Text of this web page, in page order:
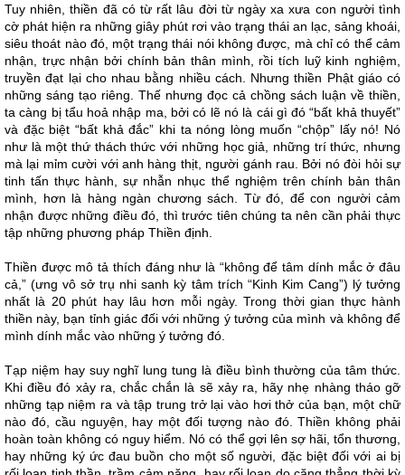
Tuy nhiên, thiền đã có từ rất lâu đời từ ngày xa xưa con người tình
cờ phát hiện ra những giây phút rơi vào trạng thái an lạc, sảng khoái,
siêu thoát nào đó, một trạng thái nói không được, mà chỉ có thể cảm
nhận, trực nhận bởi chính bản thân mình, rồi tích luỹ kinh nghiệm,
truyền đạt lại cho nhau bằng nhiều cách. Nhưng thiền Phật giáo có
những sáng tạo riêng. Thế nhưng đọc cả chồng sách luận về thiền,
ta càng bị tẩu hoả nhập ma, bởi có lẽ nó là cái gì đó “bất khả thuyết”
và đặc biệt “bất khả đắc” khi ta nóng lòng muốn “chộp” lấy nó! Nó
như là một thứ thách thức với những học giả, những trí thức, nhưng
mà lại mỉm cười với anh hàng thịt, người gánh rau. Bởi nó đòi hỏi sự
tinh tấn thực hành, sự nhẫn nhục thể nghiệm trên chính bản thân
mình, hơn là hàng ngàn chương sách. Từ đó, để con người cảm
nhận được những điều đó, thì trước tiên chúng ta nên cần phải thực
tập những phương pháp Thiền định.
Thiền được mô tả thích đáng như là “không để tâm dính mắc ở đâu
cả,” (ưng vô sở trụ nhi sanh kỳ tâm trích “Kinh Kim Cang”) lý tưởng
nhất là 20 phút hay lâu hơn mỗi ngày. Trong thời gian thực hành
thiền này, bạn tỉnh giác đối với những ý tưởng của mình và không để
mình dính mắc vào những ý tưởng đó.
Tạp niệm hay suy nghĩ lung tung là điều bình thường của tâm thức.
Khi điều đó xảy ra, chắc chắn là sẽ xảy ra, hãy nhẹ nhàng tháo gỡ
những tạp niệm ra và tập trung trở lại vào hơi thở của bạn, một chữ
nào đó, cầu nguyện, hay một đối tượng nào đó. Thiền không phải
hoàn toàn không có nguy hiểm. Nó có thể gợi lên sợ hãi, tổn thương,
hay những ký ức đau buồn cho một số người, đặc biệt đối với ai bị